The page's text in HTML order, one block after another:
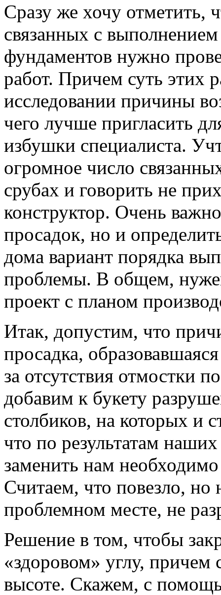
Сразу же хочу отметить,
связанных с
фундаментов нужно
работ. Причем суть этих
исследовании причины
чего лучше пригласить
избушки специалиста.
огромное число
срубах и говорить не
конструктор. Очень
просадок, но и
дома вариант порядка
проблемы. В общем,
проект с планом
Итак, допустим, что
просадка,
за отсутствия отмостки
добавим к букету
столбиков, на которых и
что по результатам
заменить нам необходимо
Считаем, что повезло, но
проблемном месте, не
Решение в том, чтобы
«здоровом» углу, причем
высоте. Скажем, с